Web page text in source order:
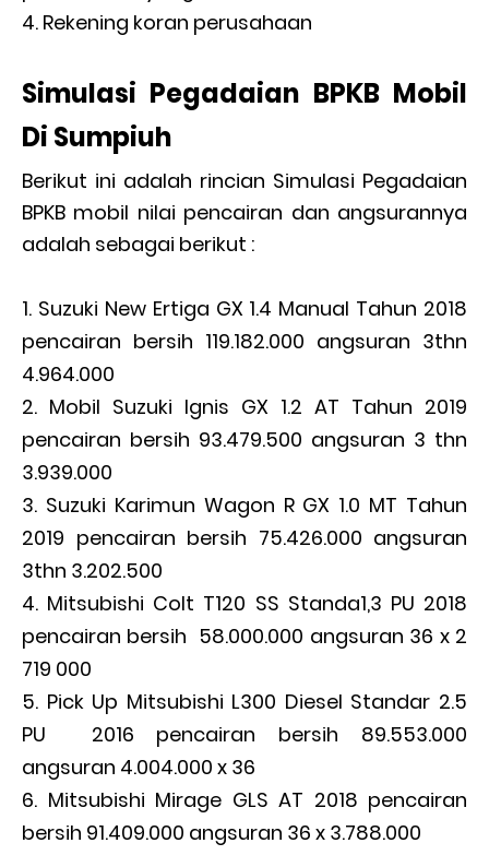
Rekening koran perusahaan
Simulasi Pegadaian BPKB Mobil
Di Sumpiuh
Berikut ini adalah rincian Simulasi Pegadaian
BPKB mobil nilai pencairan dan angsurannya
adalah sebagai berikut :
Suzuki New Ertiga GX 1.4 Manual Tahun 2018
pencairan bersih 119.182.000 angsuran 3thn
4.964.000
Mobil Suzuki Ignis GX 1.2 AT Tahun 2019
pencairan bersih 93.479.500 angsuran 3 thn
3.939.000
Suzuki Karimun Wagon R GX 1.0 MT Tahun
2019 pencairan bersih 75.426.000 angsuran
3thn 3.202.500
Mitsubishi Colt T120 SS Standa1,3 PU 2018
pencairan bersih 58.000.000 angsuran 36 x 2
719 000
Pick Up Mitsubishi L300 Diesel Standar 2.5
PU 2016 pencairan bersih 89.553.000
angsuran 4.004.000 x 36
Mitsubishi Mirage GLS AT 2018 pencairan
bersih 91.409.000 angsuran 36 x 3.788.000